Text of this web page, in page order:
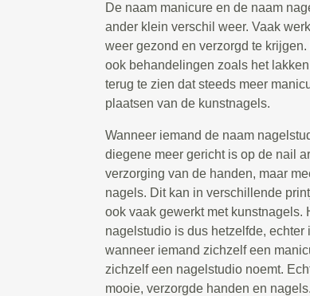
De naam manicure en de naam
ander klein verschil weer. Vaak
weer gezond en verzorgd te
ook behandelingen zoals het
terug te zien dat steeds meer
plaatsen van de kunstnagels.
Wanneer iemand de naam
diegene meer gericht is op de nail
verzorging van de handen, maar
nagels. Dit kan in verschillende
ook vaak gewerkt met kunstnagels.
nagelstudio is dus hetzelfde, echter
wanneer iemand zichzelf een
zichzelf een nagelstudio noemt.
mooie, verzorgde handen en nagels.